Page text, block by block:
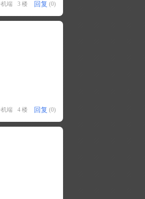
端 3 楼 回复 (0)
端 4 楼 回复 (0)